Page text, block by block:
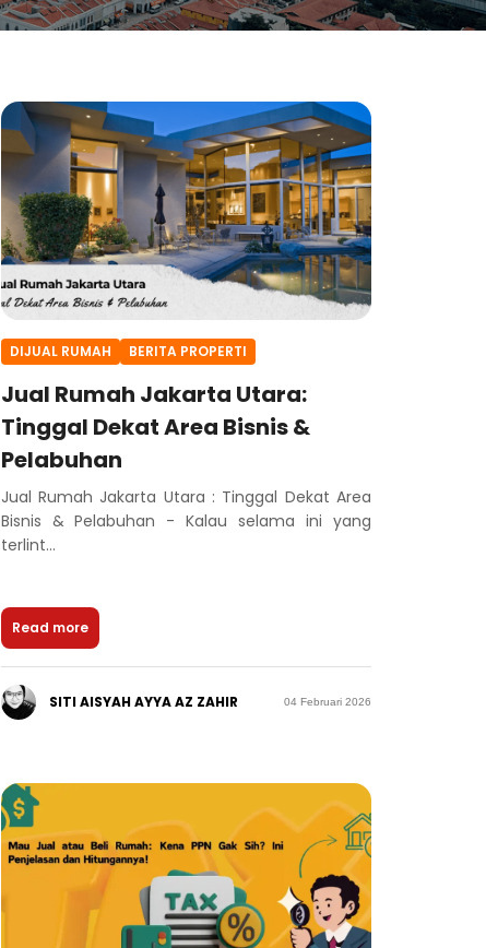
DIJUAL RUMAH BERITA PROPERTI
Jual Rumah Jakarta Utara:
Tinggal Dekat Area Bisnis &
Pelabuhan
Jual Rumah Jakarta Utara : Tinggal Dekat Area
Bisnis & Pelabuhan - Kalau selama ini yang
terlint...
Read more
SITI AISYAH AYYA AZ ZAHIR 04 Februari 2026